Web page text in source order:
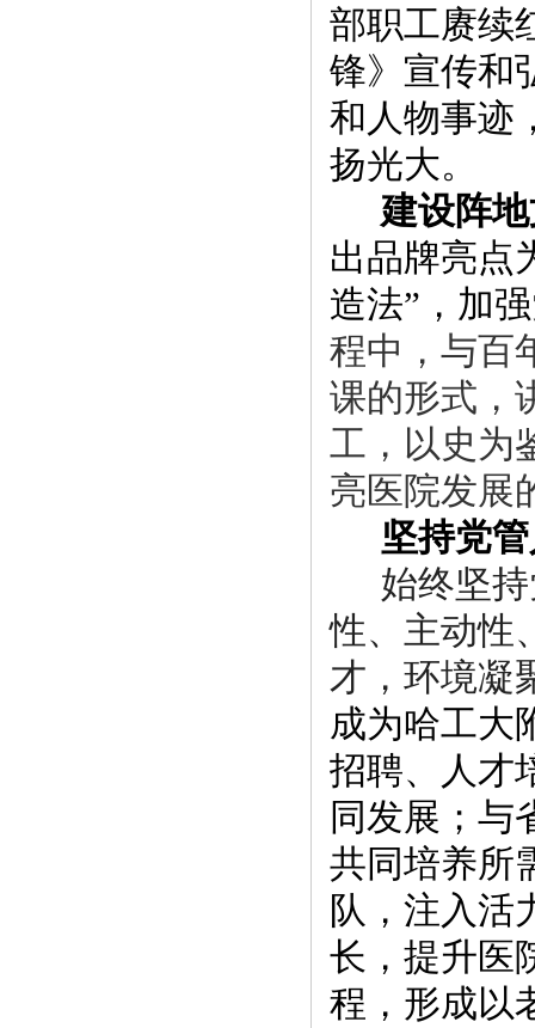
部职工赓续
锋》宣传和
和人物事迹
扬光大。
建设阵
出品牌亮点
造法”，加
程中， 与百
课的形式，
工，以史 为
亮医院发展
坚持党
始终坚
性、主动性
才，环境凝
成为哈工大
招聘、人才
同发展； 与
共同培养所
队 ，注入活
长 ，提升医
程 ，形成以